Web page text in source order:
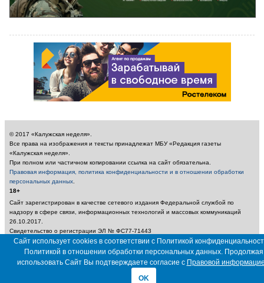
© 2017 «Калужская неделя».
Все права на изображения и тексты принадлежат МБУ «Редакция газеты
«Калужская неделя».
При полном или частичном копировании ссылка на сайт обязательна.
Правовая информация, политика конфиденциальности и в отношении обработки
персональных данных
18+
Сайт зарегистрирован в качестве сетевого издания Федеральной службой по
надзору в сфере связи, информационных технологий и массовых коммуникаций
26.10.2017.
Свидетельство о регистрации ЭЛ № ФС77-71443
Учредитель: Муниципальное бюджетное учреждение «Редакция газеты «Калужская
неделя»
Главный редактор: Амбарцумян А. Ю. / Электронный адрес редакции:
nedelya_kaluga@adm.kaluga.ru / Телефон редакции: 400-424
Сайт использует cookies в соответствии с Политикой
Политикой в отношении обработки персональных данных. Продолжая
использовать Сайт Вы подтверждаете согласие с Правовой
OK